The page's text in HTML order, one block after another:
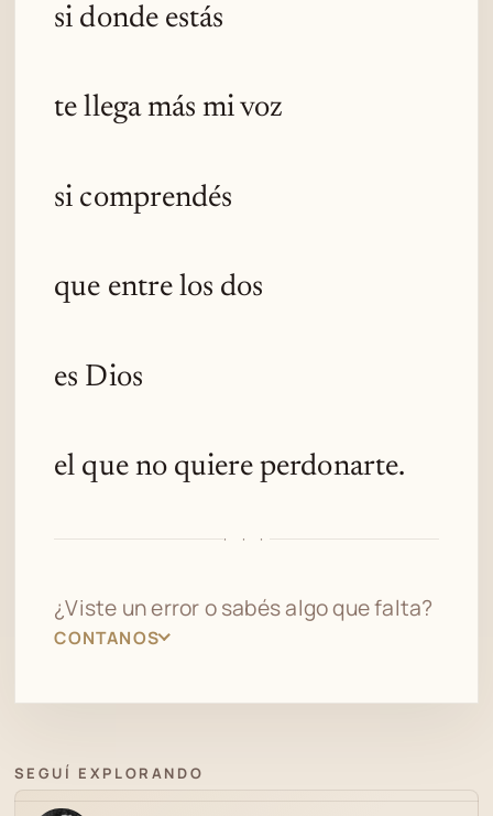
si donde estás
te llega más mi voz
si comprendés
que entre los dos
es Dios
el que no quiere perdonarte.
· · ·
¿Viste un error o sabés algo que falta?
CONTANOS
SEGUÍ EXPLORANDO